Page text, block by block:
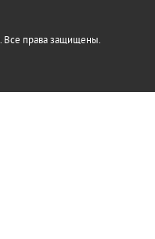
права защищены.